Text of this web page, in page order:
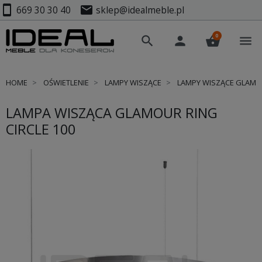
smartphone 669 30 30 40 mail sklep@idealmeble.pl
search person shopping_basket
0 menu
HOME OŚWIETLENIE LAMPY WISZĄCE LAMPY WISZĄCE
LAMPA WISZĄCA GLAMOUR RING
CIRCLE 100